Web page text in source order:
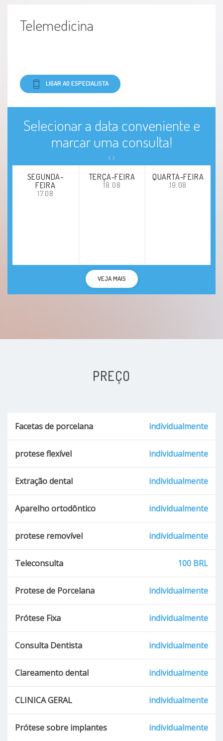
Telemedicina
LIGAR AO ESPECIALISTA
Selecionar a data conveniente e
marcar uma consulta!
SEGUNDA-
FEIRA
17.08
TERÇA-FEIRA
18.08
QUARTA-FEIRA
19.08
VEJA MAIS
PREÇO
Facetas de porcelana individualmente
protese flexível individualmente
Extração dental individualmente
Aparelho ortodôntico individualmente
protese removível individualmente
Teleconsulta 100 BRL
Protese de Porcelana individualmente
Prótese Fixa individualmente
Consulta Dentista individualmente
Clareamento dental individualmente
CLINICA GERAL individualmente
Prótese sobre implantes individualmente